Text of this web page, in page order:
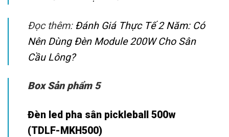
Đọc thêm: Đánh Giá Thực Tế 2 Năm: Có
Nên Dùng Đèn Module 200W Cho Sân
Cầu Lông?
Box Sản phẩm 5
Đèn led pha sân pickleball 500w
(TDLF-MKH500)